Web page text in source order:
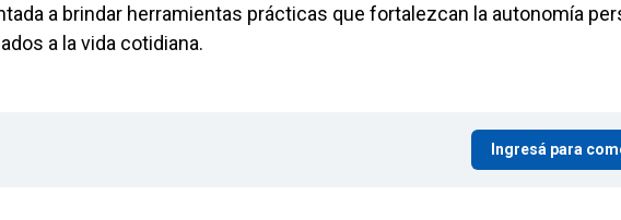
a brindar herramientas prácticas que fortalezcan la autonomía
a la vida cotidiana.
Ingresá para